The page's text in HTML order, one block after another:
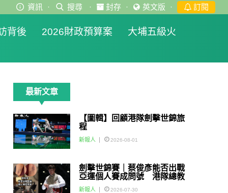
資訊 · 搜尋 · 封存 · 英文版 · 訂閱
背後 2026財政預算案
大埔五級火
最新文章
【圖輯】回顧港隊劍擊世錦旅
程
新報人 2026-08-01
劍擊世錦賽｜蔡俊彥能否出戰
亞運個人賽成問號 港隊總教
練：如醫生話可以一定會用佢
新報人 2026-07-30